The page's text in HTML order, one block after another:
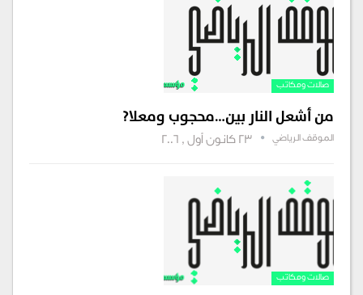
صالات ومكاتب‏‏
من أشعل النار بين…محجوب ومعلا?
الموقف الرياضي 23 كانون أول , 2006
صالات ومكاتب‏‏